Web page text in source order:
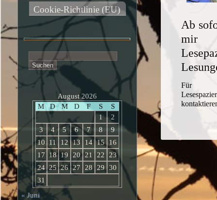
Ab
mir
Für
Cookie-Richtlinie (EU)
nach:
August 2026
M
D M D F S
S
1
2
3
4 5 6 7 8
9
10
11 12 13 14 15
16
17
18 19 20 21 22
23
24 25 26 27 28 29
30
31
« Juni